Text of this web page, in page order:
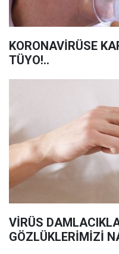
KORONAVİRÜSE
TÜYO!..
VİRÜS
GÖZLÜKLERİMİZİ